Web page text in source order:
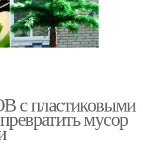
пластиковыми
мусор